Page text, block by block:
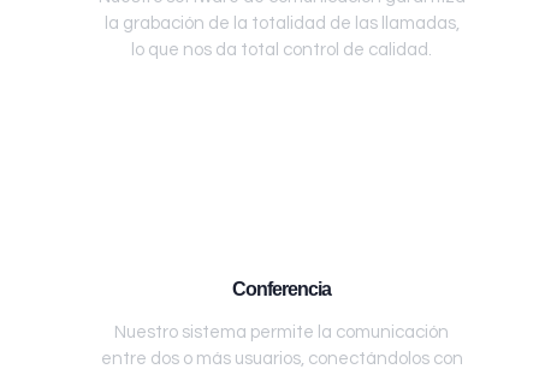
la grabación de la totalidad de las llamadas,
lo que nos da total control de calidad.
Conferencia
Nuestro sistema permite la comunicación
entre dos o más usuarios, conectándolos con